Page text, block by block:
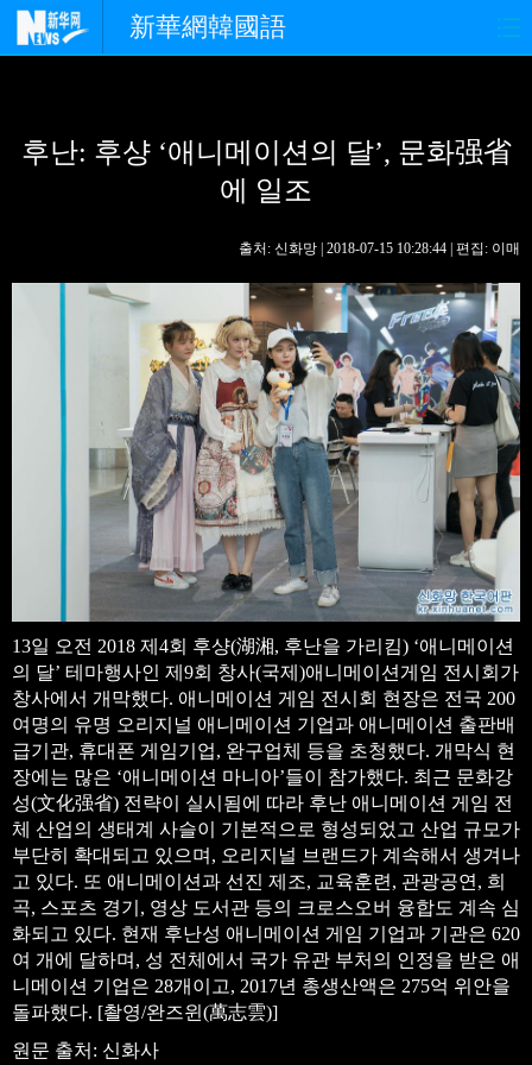
新華網韓國語
경제 사회 포토
핫 TV
후난: 후샹 ‘애니메이션의 달’, 문화强省
에 일조
출처: 신화망 | 2018-07-15 10:28:44 | 편집: 이매
13일 오전 2018 제4회 후샹(湖湘, 후난을 가리킴) ‘애니메이션
의 달’ 테마행사인 제9회 창사(국제)애니메이션게임 전시회가
창사에서 개막했다. 애니메이션 게임 전시회 현장은 전국 200
여명의 유명 오리지널 애니메이션 기업과 애니메이션 출판배
급기관, 휴대폰 게임기업, 완구업체 등을 초청했다. 개막식 현
장에는 많은 ‘애니메이션 마니아’들이 참가했다. 최근 문화강
성(文化强省) 전략이 실시됨에 따라 후난 애니메이션 게임 전
체 산업의 생태계 사슬이 기본적으로 형성되었고 산업 규모가
부단히 확대되고 있으며, 오리지널 브랜드가 계속해서 생겨나
고 있다. 또 애니메이션과 선진 제조, 교육훈련, 관광공연, 희
곡, 스포츠 경기, 영상 도서관 등의 크로스오버 융합도 계속 심
화되고 있다. 현재 후난성 애니메이션 게임 기업과 기관은 620
여 개에 달하며, 성 전체에서 국가 유관 부처의 인정을 받은 애
니메이션 기업은 28개이고, 2017년 총생산액은 275억 위안을
돌파했다. [촬영/완즈윈(萬志雲)]
원문 출처: 신화사